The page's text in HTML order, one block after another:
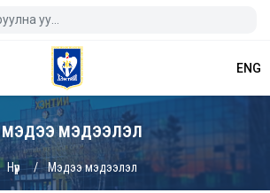
ENG
МЭДЭЭ МЭДЭЭЛЭЛ
Нүүр Мэдээ мэдээлэл